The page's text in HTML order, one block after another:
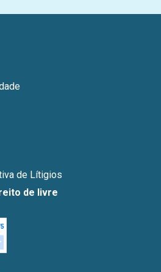
de Lítigios
de livre